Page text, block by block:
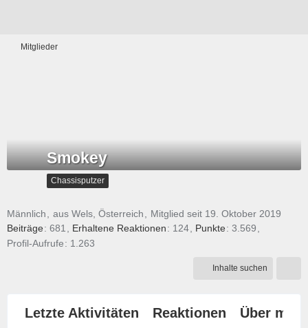
Mitglieder
Smokey
Chassisputzer
Männlich aus Wels, Österreich
Mitglied seit 19. Oktober 2019
Beiträge
681 Erhaltene Reaktionen 124 Punkte
3.569
Profil-Aufrufe
1.263
Inhalte suchen
Letzte Aktivitäten Reaktionen Über mich